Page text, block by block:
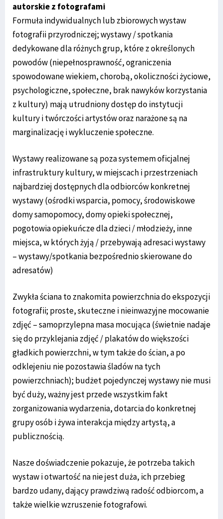
autorskie z fotografami
Formuła indywidualnych lub zbiorowych wystaw
fotografii przyrodniczej; wystawy / spotkania
dedykowane dla różnych grup, które z określonych
powodów (niepełnosprawność, ograniczenia
spowodowane wiekiem, chorobą, okoliczności życiowe,
psychologiczne, społeczne, brak nawyków korzystania
z kultury) mają utrudniony dostęp do instytucji
kultury i twórczości artystów oraz narażone są na
marginalizację i wykluczenie społeczne.
Wystawy realizowane są poza systemem oficjalnej
infrastruktury kultury, w miejscach i przestrzeniach
najbardziej dostępnych dla odbiorców konkretnej
wystawy (ośrodki wsparcia, pomocy, środowiskowe
domy samopomocy, domy opieki społecznej,
pogotowia opiekuńcze dla dzieci / młodzieży, inne
miejsca, w których żyją / przebywają adresaci wystawy
– wystawy/spotkania bezpośrednio skierowane do
adresatów)
Zwykła ściana to znakomita powierzchnia do ekspozycji
fotografii; proste, skuteczne i nieinwazyjne mocowanie
zdjęć – samoprzylepna masa mocująca (świetnie nadaje
się do przyklejania zdjęć / plakatów do większości
gładkich powierzchni, w tym także do ścian, a po
odklejeniu nie pozostawia śladów na tych
powierzchniach); budżet pojedynczej wystawy nie musi
być duży, ważny jest przede wszystkim fakt
zorganizowania wydarzenia, dotarcia do konkretnej
grupy osób i żywa interakcja między artystą, a
publicznością.
Nasze doświadczenie pokazuje, że potrzeba takich
wystaw i otwartość na nie jest duża, ich przebieg
bardzo udany, dający prawdziwą radość odbiorcom, a
także wielkie wzruszenie fotografowi.